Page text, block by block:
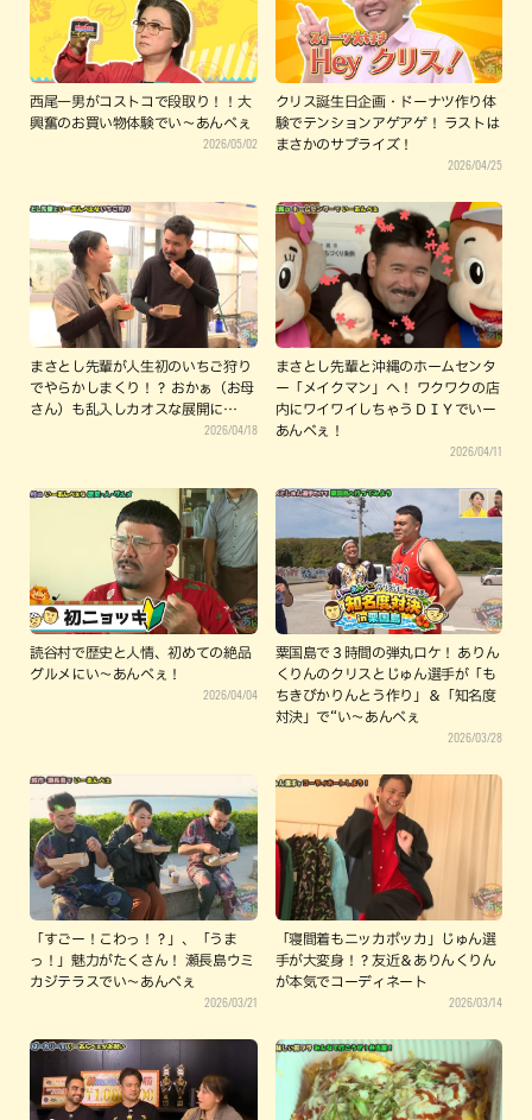
西尾一男がコストコで段取り！！大
興奮のお買い物体験でい～あんべぇ
2026/05/02
クリス誕生日企画・ドーナツ作り体
験でテンションアゲアゲ！ ラストは
まさかのサプライズ！
2026/04/25
まさとし先輩が人生初のいちご狩り
でやらかしまくり！？ おかぁ（お母
さん）も乱入しカオスな展開に…
2026/04/18
まさとし先輩と沖縄のホームセンタ
ー「メイクマン」へ！ ワクワクの店
内にワイワイしちゃうＤＩＹでいー
あんべぇ！
2026/04/11
読谷村で歴史と人情、初めての絶品
グルメにい～あんべぇ！
2026/04/04
粟国島で３時間の弾丸ロケ！ ありん
くりんのクリスとじゅん選手が「も
ちきびかりんとう作り」＆「知名度
対決」で“い～あんべぇ
2026/03/28
「すごー！こわっ！？」、「うま
っ！」魅力がたくさん！ 瀬長島ウミ
カジテラスでい～あんべぇ
2026/03/21
「寝間着もニッカポッカ」じゅん選
手が大変身！？友近＆ありんくりん
が本気でコーディネート
2026/03/14